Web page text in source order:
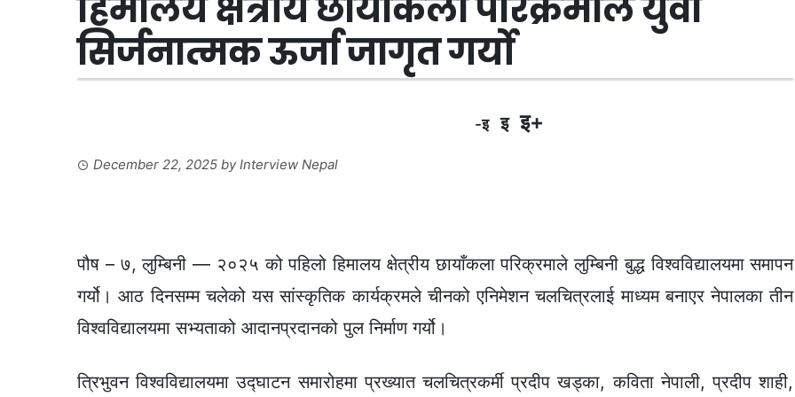
सिर्जनात्मक ऊर्जा जागृत गर्यो
-इ इ इ+
December 22, 2025 byInterview Nepal
पौष – ७, लुम्बिनी — २०२५ को पहिलो हिमालय क्षेत्रीय छायाँकला परिक्रमाले लुम्बिनी बुद्ध विश्वविद्यालयमा समापन
गर्यो। आठ दिनसम्म चलेको यस सांस्कृतिक कार्यक्रमले चीनको एनिमेशन चलचित्रलाई माध्यम बनाएर नेपालका तीन
विश्वविद्यालयमा सभ्यताको आदानप्रदानको पुल निर्माण गर्यो।
त्रिभुवन विश्वविद्यालयमा उद्घाटन समारोहमा प्रख्यात चलचित्रकर्मी प्रदीप खड्का, कविता नेपाली, प्रदीप शाही,